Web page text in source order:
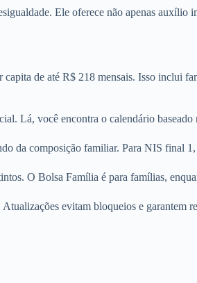
Ele oferece não apenas
de até R$ 218 mensais. Isso inclui
Lá, você encontra o calendário
da composição familiar. Para NIS final
O Bolsa Família é para famílias,
evitam bloqueios e garantem